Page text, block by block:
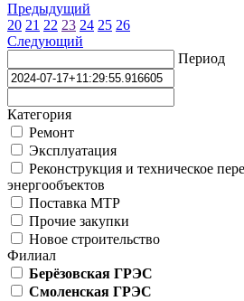
Предыдущий
20 21 22 23 24 25 26
Следующий
Период
Категория
Ремонт
Эксплуатация
Реконструкция и техническое
энергообъектов
Поставка МТР
Прочие закупки
Новое строительство
Филиал
Берёзовская ГРЭС
Смоленская ГРЭС